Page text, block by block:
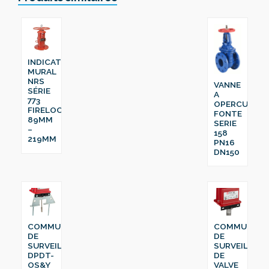
INDICATEUR
MURAL
NRS
SÉRIE
773
FIRELOCK™
89MM
–
219MM
VANNE
A
OPERCULE
FONTE
SERIE
158
PN16
DN150
COMMUTATEUR
DE
SURVEILLANCE
DPDT-
OS&Y
DE
DE
VALVE